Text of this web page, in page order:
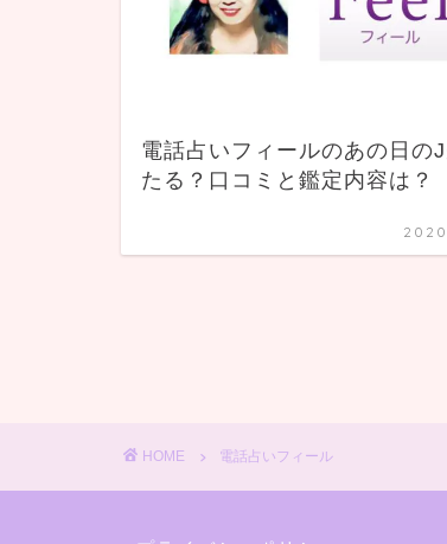
電話占いフィールのあの日の
たる？口コミと鑑定内容は？
2020
HOME 電話占いフィール